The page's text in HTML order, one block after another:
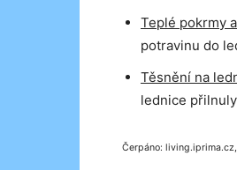
Teplé pokrmy
potravinu do
Těsnění na
lednice
Čerpáno: